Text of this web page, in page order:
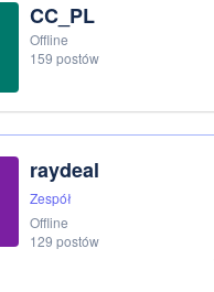
CC_PL
Offline
159 postów
raydeal
Zespół
Offline
129 postów